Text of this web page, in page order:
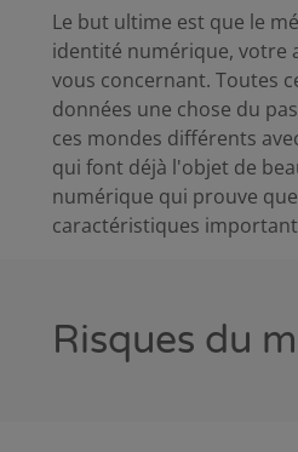
Le but ultime est que le
identité numérique, votre
vous concernant. Toutes
données une chose du
ces mondes différents
qui font déjà l'objet de
numérique qui prouve
caractéristiques
Risques du